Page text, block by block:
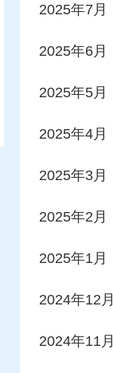
2025年7月
2025年6月
2025年5月
2025年4月
2025年3月
2025年2月
2025年1月
2024年12月
2024年11月